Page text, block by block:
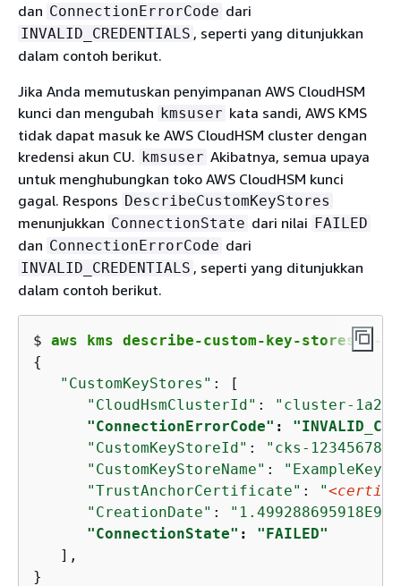
dan ConnectionErrorCode dari
INVALID_CREDENTIALS , seperti yang ditunjukkan
dalam contoh berikut.
Jika Anda memutuskan penyimpanan AWS CloudHSM
kunci dan mengubah kmsuser kata sandi, AWS KMS
tidak dapat masuk ke AWS CloudHSM cluster dengan
kredensi akun CU. kmsuser Akibatnya, semua upaya
untuk menghubungkan toko AWS CloudHSM kunci
gagal. Respons DescribeCustomKeyStores
menunjukkan ConnectionState dari nilai FAILED
dan ConnectionErrorCode dari
INVALID_CREDENTIALS , seperti yang ditunjukkan
dalam contoh berikut.
$ aws kms describe-custom-key-stores --
{
"CustomKeyStores" : [
"CloudHsmClusterId" :
"cluster-
"ConnectionErrorCode" :
"CustomKeyStoreId" :
"cks-
"CustomKeyStoreName" :
"TrustAnchorCertificate" : "
"CreationDate" : "1.499288695918E9"
"ConnectionState" : "FAILED"
   ],
}